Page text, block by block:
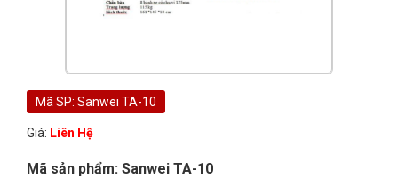
Mã SP: Sanwei TA-10
Giá: Liên Hệ
Mã sản phẩm: Sanwei TA-10